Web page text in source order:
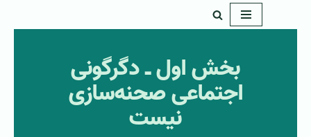
بخش اول ـ دگرگونی
اجتماعی صحنه‌سازی
نیست